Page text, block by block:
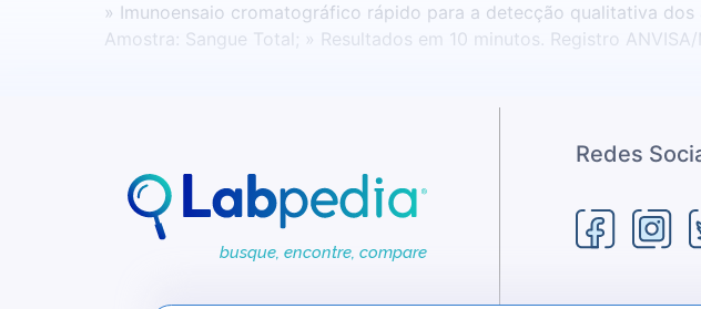
» Imunoensaio cromatográfico rápido para a detecção qualitativa dos
Amostra: Sangue Total; » Resultados em
busque, encontre, compare
Redes